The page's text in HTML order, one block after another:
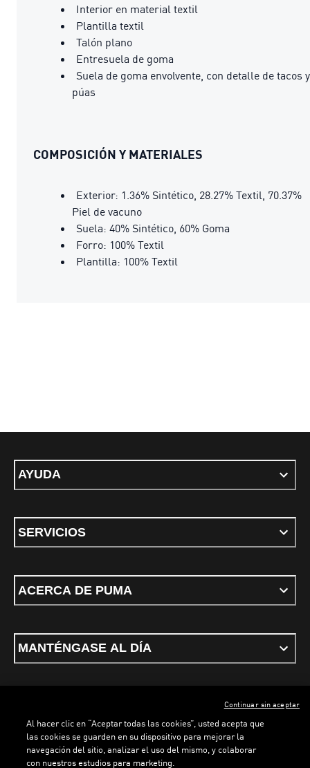
Interior en material textil
Plantilla textil
Talón plano
Entresuela de goma
Suela de goma envolvente, con detalle de tacos y
púas
COMPOSICIÓN Y MATERIALES
Exterior: 1.36% Sintético, 28.27% Textil, 70.37%
Piel de vacuno
Suela: 40% Sintético, 60% Goma
Forro: 100% Textil
Plantilla: 100% Textil
AYUDA
SERVICIOS
ACERCA DE PUMA
MANTÉNGASE AL DÍA
Términos y condicionesPolítica de Privacidad
ESPAÑOL
Al hacer clic en “Aceptar todas las cookies”, usted acepta que
las cookies se guarden en su dispositivo para mejorar la
navegación del sitio, analizar el uso del mismo, y colaborar
con nuestros estudios para marketing.
Continuar sin aceptar